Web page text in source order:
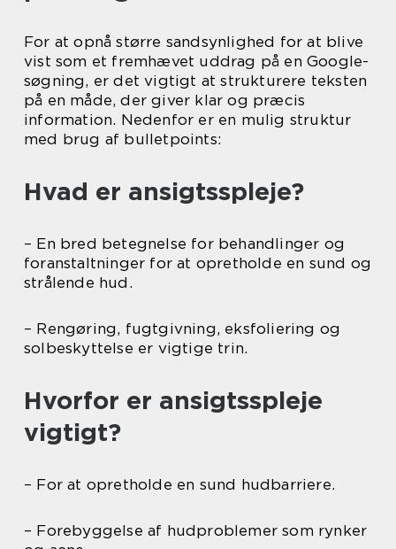
For at opnå større sandsynlighed for at blive
vist som et fremhævet uddrag på en Google-
søgning, er det vigtigt at strukturere teksten
på en måde, der giver klar og præcis
information. Nedenfor er en mulig struktur
med brug af bulletpoints:
Hvad er ansigtsspleje?
– En bred betegnelse for behandlinger og
foranstaltninger for at opretholde en sund og
strålende hud.
– Rengøring, fugtgivning, eksfoliering og
solbeskyttelse er vigtige trin.
Hvorfor er ansigtsspleje
vigtigt?
– For at opretholde en sund hudbarriere.
– Forebyggelse af hudproblemer som rynker